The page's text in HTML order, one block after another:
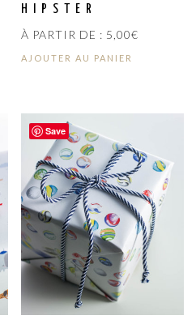
HIPSTER
À PARTIR DE : 5,00€
AJOUTER AU PANIER
Save